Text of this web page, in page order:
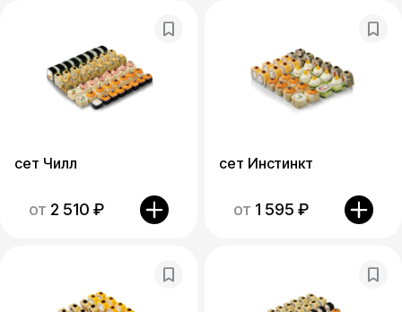
сет Чилл
от 2 510 ₽
сет Инстинкт
от 1 595 ₽